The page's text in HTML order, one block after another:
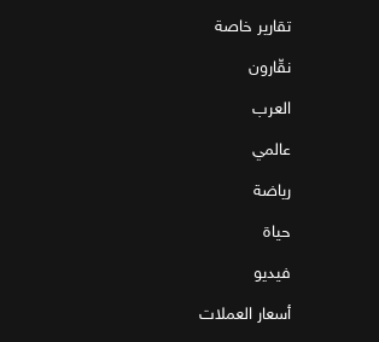
تقارير خاصة
نقّارون
العرب
عالمي
رياضة
حياة
فيديو
أسعار العملات